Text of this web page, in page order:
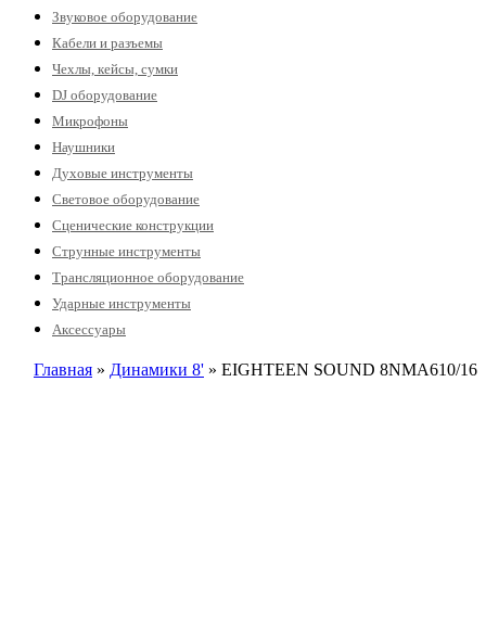
Звуковое оборудование
Кабели и разъемы
Чехлы, кейсы, сумки
DJ оборудование
Микрофоны
Наушники
Духовые инструменты
Световое оборудование
Сценические конструкции
Струнные инструменты
Трансляционное оборудование
Ударные инструменты
Аксессуары
Главная » Динамики 8' » EIGHTEEN SOUND 8NMA610/16